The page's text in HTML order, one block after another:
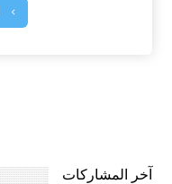
آخر المشاركات